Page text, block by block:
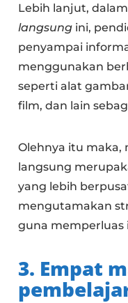
Lebih lanjut, dalam
langsung ini,
penyampai
menggunakan
seperti alat
film, dan lain
Olehnya itu maka,
langsung
yang lebih
mengutamakan
guna memperluas
3. Empat